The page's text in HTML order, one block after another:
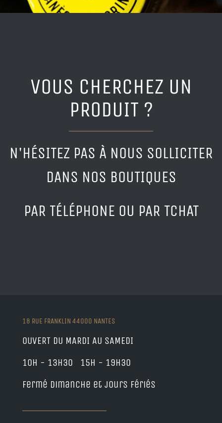
VOUS CHERCHEZ UN
PRODUIT ?
N'HÉSITEZ PAS À NOUS SOLLICITER
DANS NOS BOUTIQUES
PAR TÉLÉPHONE OU PAR TCHAT
18 RUE FRANKLIN 44000 NANTES
OUVERT DU MARDI AU SAMEDI
10h - 13h30 15h - 19h30
Fermé dimanche et jours fériés